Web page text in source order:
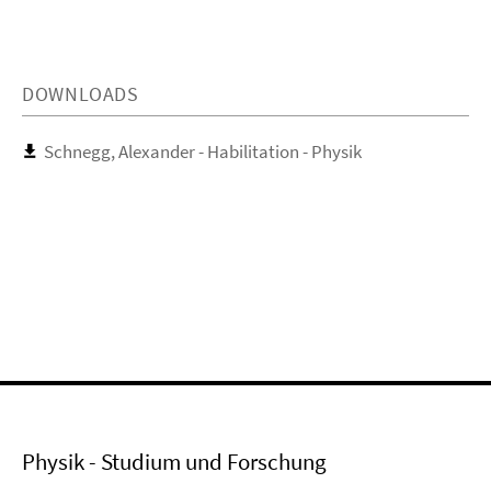
DOWNLOADS
Schnegg, Alexander - Habilitation - Physik
Physik - Studium und Forschung